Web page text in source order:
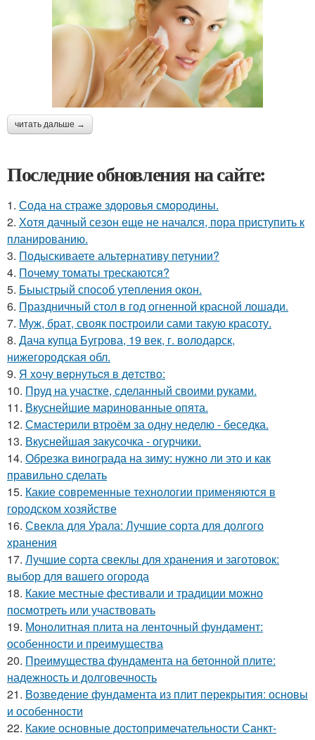
читать дальше →
Последние обновления на сайте:
1. Сода на страже здоровья смородины.
2. Хотя дачный сезон еще не начался, пора приступить к
планированию.
3. Подыскиваете альтернативу петунии?
4. Почему томаты трескаются?
5. Быыстрый способ утепления окон.
6. Праздничный стол в год огненной красной лошади.
7. Муж, брат, свояк построили сами такую красоту.
8. Дача купца Бугрова, 19 век, г. володарск,
нижегородская обл.
9. Я xoчу вepнутьcя в дeтcтвo:
10. Пруд на участке, сделанный своими руками.
11. Вкуснейшие маринованные опята.
12. Смастерили втроём за одну неделю - беседка.
13. Вкуснейшая закусочка - огурчики.
14. Обрезка винограда на зиму: нужно ли это и как
правильно сделать
15. Какие современные технологии применяются в
городском хозяйстве
16. Свекла для Урала: Лучшие сорта для долгого
хранения
17. Лучшие сорта свеклы для хранения и заготовок:
выбор для вашего огорода
18. Какие местные фестивали и традиции можно
посмотреть или участвовать
19. Монолитная плита на ленточный фундамент:
особенности и преимущества
20. Преимущества фундамента на бетонной плите:
надежность и долговечность
21. Возведение фундамента из плит перекрытия: основы
и особенности
22. Какие основные достопримечательности Санкт-